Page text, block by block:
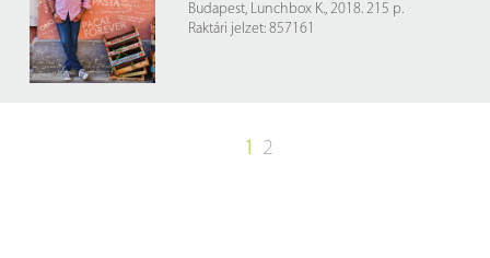
Budapest, Lunchbox K., 2018. 215 p.
Raktári jelzet: 857161
1 2